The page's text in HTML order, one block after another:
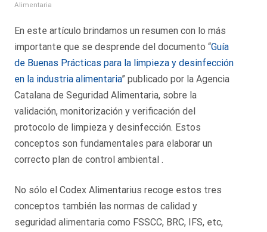
Alimentaria
En este artículo brindamos un resumen con lo más
importante que se desprende del documento “Guía
de Buenas Prácticas para la limpieza y desinfección
en la industria alimentaria” publicado por la Agencia
Catalana de Seguridad Alimentaria, sobre la
validación, monitorización y verificación del
protocolo de limpieza y desinfección. Estos
conceptos son fundamentales para elaborar un
correcto plan de control ambiental .
No sólo el Codex Alimentarius recoge estos tres
conceptos también las normas de calidad y
seguridad alimentaria como FSSCC, BRC, IFS, etc,